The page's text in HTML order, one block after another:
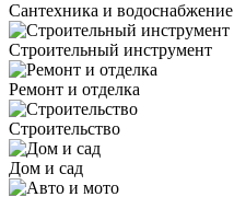
Сантехника и водоснабжение
Строительный инструмент
Ремонт и отделка
Строительство
Дом и сад